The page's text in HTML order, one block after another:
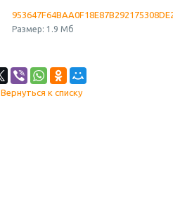
Размер: 1.9 Мб
Вернуться к списку